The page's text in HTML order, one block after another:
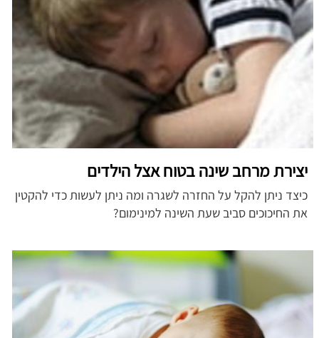
יצירת מרחב שינה בטוח אצל הילדים
כיצד ניתן להקל על החזרה לשגרה ומה ניתן לעשות כדי להקטין
את החיכוכים סביב שעת השינה למינימום?